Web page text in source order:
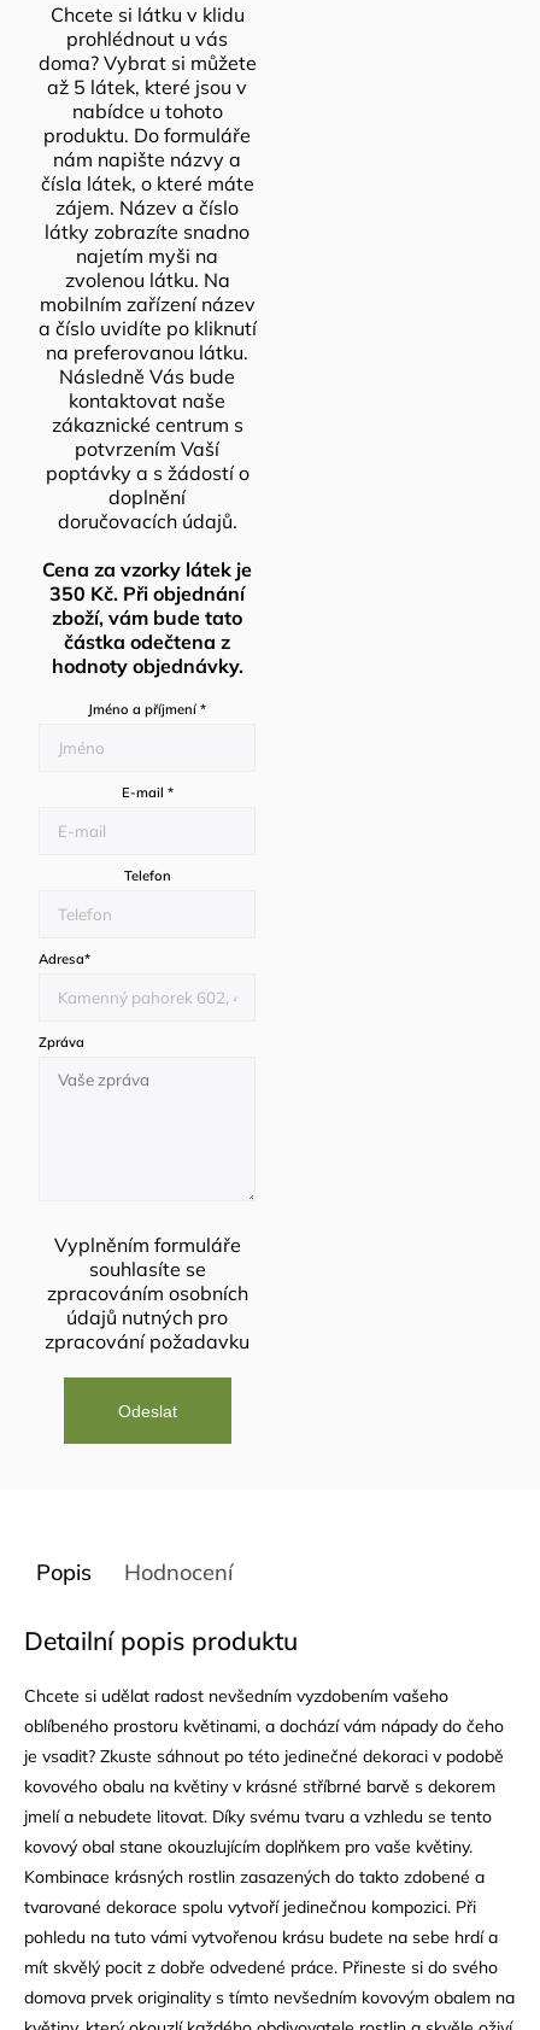
Chcete si látku v klidu
prohlédnout u vás
doma? Vybrat si můžete
až 5 látek, které jsou v
nabídce u tohoto
produktu. Do formuláře
nám napište názvy a
čísla látek, o které máte
zájem. Název a číslo
látky zobrazíte snadno
najetím myši na
zvolenou látku. Na
mobilním zařízení název
a číslo uvidíte po kliknutí
na preferovanou látku.
Následně Vás bude
kontaktovat naše
zákaznické centrum s
potvrzením Vaší
poptávky a s žádostí o
doplnění
doručovacích údajů.
Cena za vzorky látek je
350 Kč. Při objednání
zboží, vám bude tato
částka odečtena z
hodnoty objednávky.
Jméno a příjmení *
E-mail *
Telefon
Adresa*
Zpráva
Vyplněním formuláře
souhlasíte se
zpracováním osobních
údajů nutných pro
zpracování požadavku
Popis Hodnocení
Detailní popis produktu
Chcete si udělat radost nevšedním vyzdobením vašeho
oblíbeného prostoru květinami, a dochází vám nápady do čeho
je vsadit? Zkuste sáhnout po této jedinečné dekoraci v podobě
kovového obalu na květiny v krásné stříbrné barvě s dekorem
jmelí a nebudete litovat. Díky svému tvaru a vzhledu se tento
kovový obal stane okouzlujícím doplňkem pro vaše květiny.
Kombinace krásných rostlin zasazených do takto zdobené a
tvarované dekorace spolu vytvoří jedinečnou kompozici. Při
pohledu na tuto vámi vytvořenou krásu budete na sebe hrdí a
mít skvělý pocit z dobře odvedené práce. Přineste si do svého
domova prvek originality s tímto nevšedním kovovým obalem na